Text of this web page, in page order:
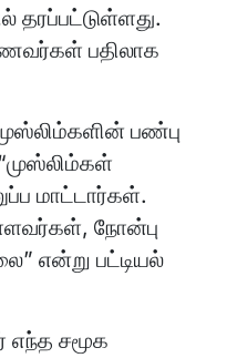
தரப்பட்டுள்ளது.
பதிலாக
பண்பு
மாட்டார்கள்.
நோன்பு
என்று பட்டியல்
எந்த சமூக